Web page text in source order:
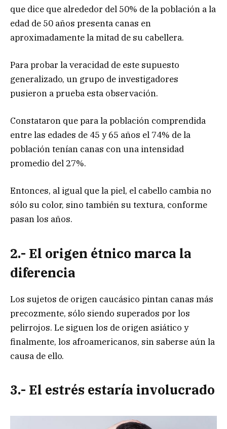
que dice que alrededor del 50% de la población a la
edad de 50 años presenta canas en
aproximadamente la mitad de su cabellera.
Para probar la veracidad de este supuesto
generalizado, un grupo de investigadores
pusieron a prueba esta observación.
Constataron que para la población comprendida
entre las edades de 45 y 65 años el 74% de la
población tenían canas con una intensidad
promedio del 27%.
Entonces, al igual que la piel, el cabello cambia no
sólo su color, sino también su textura, conforme
pasan los años.
2.- El origen étnico marca la
diferencia
Los sujetos de origen caucásico pintan canas más
precozmente, sólo siendo superados por los
pelirrojos. Le siguen los de origen asiático y
finalmente, los afroamericanos, sin saberse aún la
causa de ello.
3.- El estrés estaría involucrado